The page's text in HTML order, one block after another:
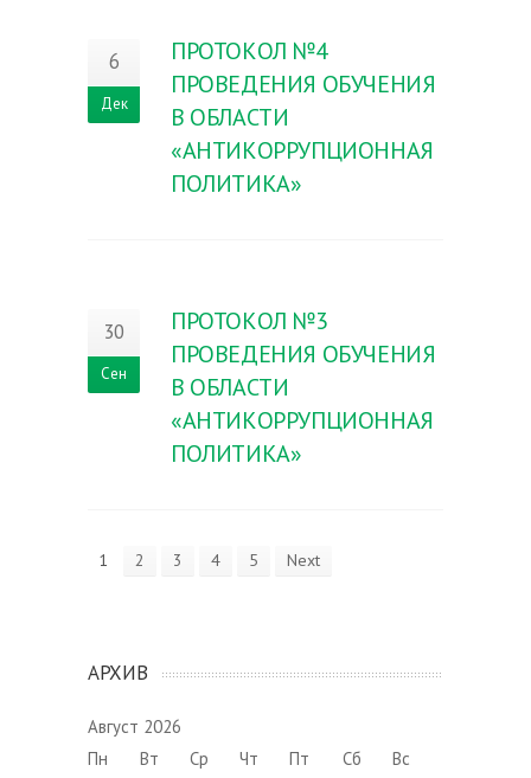
6
Дек
ПРОТОКОЛ №4
ПРОВЕДЕНИЯ ОБУЧЕНИЯ
В ОБЛАСТИ
«АНТИКОРРУПЦИОННАЯ
ПОЛИТИКА»
30
Сен
ПРОТОКОЛ №3
ПРОВЕДЕНИЯ ОБУЧЕНИЯ
В ОБЛАСТИ
«АНТИКОРРУПЦИОННАЯ
ПОЛИТИКА»
1 2 3 4 5 Next
АРХИВ
Август 2026
Пн
Вт Ср Чт Пт Сб
Вс